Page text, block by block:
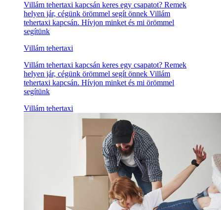
Villám tehertaxi kapcsán keres egy csapatot? Remek
helyen jár, cégünk örömmel segít önnek Villám
tehertaxi kapcsán. Hívjon minket és mi örömmel
segítünk
Villám tehertaxi
Villám tehertaxi kapcsán keres egy csapatot? Remek
helyen jár, cégünk örömmel segít önnek Villám
tehertaxi kapcsán. Hívjon minket és mi örömmel
segítünk
Villám tehertaxi